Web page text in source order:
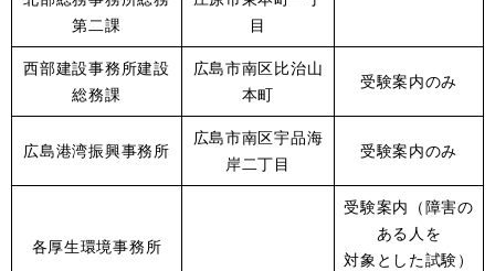
第二課
目
西部建設事務所建設
総務課
広島市南区比治山
本町
受験案内のみ
広島港湾振興事務所
広島市南区宇品海
岸二丁目
受験案内のみ
各厚生環境事務所
受験案内（障害の
ある人を
対象とした試験）